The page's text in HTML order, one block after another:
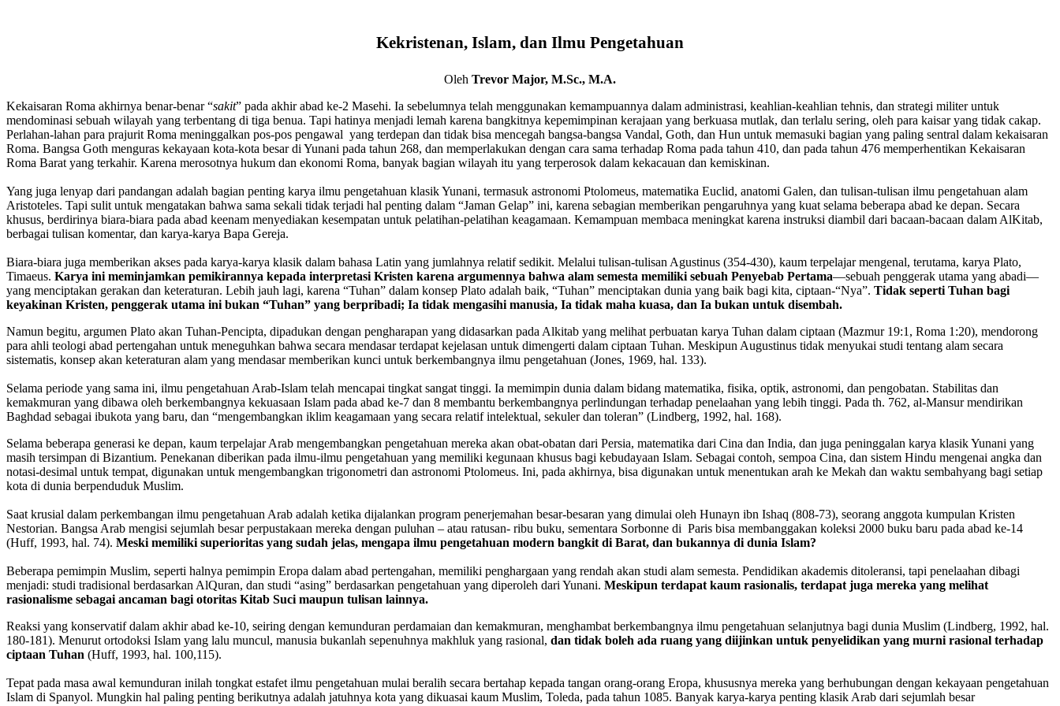
Kekristenan, Islam, dan Ilmu Pengetahuan
Oleh Trevor Major, M.Sc., M.A.
Kekaisaran Roma akhirnya benar-benar “sakit” pada akhir abad ke-2 Masehi. Ia sebelumnya telah menggunakan kemampuannya dalam administrasi, keahlian-keahlian tehnis, dan strategi militer untuk
mendominasi sebuah wilayah yang terbentang di tiga benua. Tapi hatinya menjadi lemah karena bangkitnya kepemimpinan kerajaan yang berkuasa mutlak, dan terlalu sering, oleh para kaisar yang tidak cakap.
Perlahan-lahan para prajurit Roma meninggalkan pos-pos pengawal yang terdepan dan tidak bisa mencegah bangsa-bangsa Vandal, Goth, dan Hun untuk memasuki bagian yang paling sentral dalam kekaisaran
Roma. Bangsa Goth menguras kekayaan kota-kota besar di Yunani pada tahun 268, dan memperlakukan dengan cara sama terhadap Roma pada tahun 410, dan pada tahun 476 memperhentikan Kekaisaran
Roma Barat yang terkahir. Karena merosotnya hukum dan ekonomi Roma, banyak bagian wilayah itu yang terperosok dalam kekacauan dan kemiskinan.
Yang juga lenyap dari pandangan adalah bagian penting karya ilmu pengetahuan klasik Yunani, termasuk astronomi Ptolomeus, matematika Euclid, anatomi Galen, dan tulisan-tulisan ilmu pengetahuan alam
Aristoteles. Tapi sulit untuk mengatakan bahwa sama sekali tidak terjadi hal penting dalam “Jaman Gelap” ini, karena sebagian memberikan pengaruhnya yang kuat selama beberapa abad ke depan. Secara
khusus, berdirinya biara-biara pada abad keenam menyediakan kesempatan untuk pelatihan-pelatihan keagamaan. Kemampuan membaca meningkat karena instruksi diambil dari bacaan-bacaan dalam AlKitab,
berbagai tulisan komentar, dan karya-karya Bapa Gereja.
Biara-biara juga memberikan akses pada karya-karya klasik dalam bahasa Latin yang jumlahnya relatif sedikit. Melalui tulisan-tulisan Agustinus (354-430), kaum terpelajar mengenal, terutama, karya Plato,
Timaeus. Karya ini meminjamkan pemikirannya kepada interpretasi Kristen karena argumennya bahwa alam semesta memiliki sebuah Penyebab Pertama—sebuah penggerak utama yang abadi—
yang menciptakan gerakan dan keteraturan. Lebih jauh lagi, karena “Tuhan” dalam konsep Plato adalah baik, “Tuhan” menciptakan dunia yang baik bagi kita, ciptaan-“Nya”. Tidak seperti Tuhan bagi
keyakinan Kristen, penggerak utama ini bukan “Tuhan” yang berpribadi; Ia tidak mengasihi manusia, Ia tidak maha kuasa, dan Ia bukan untuk disembah.
Namun begitu, argumen Plato akan Tuhan-Pencipta, dipadukan dengan pengharapan yang didasarkan pada Alkitab yang melihat perbuatan karya Tuhan dalam ciptaan (Mazmur 19:1, Roma 1:20), mendorong
para ahli teologi abad pertengahan untuk meneguhkan bahwa secara mendasar terdapat kejelasan untuk dimengerti dalam ciptaan Tuhan. Meskipun Augustinus tidak menyukai studi tentang alam secara
sistematis, konsep akan keteraturan alam yang mendasar memberikan kunci untuk berkembangnya ilmu pengetahuan (Jones, 1969, hal. 133).
Selama periode yang sama ini, ilmu pengetahuan Arab-Islam telah mencapai tingkat sangat tinggi. Ia memimpin dunia dalam bidang matematika, fisika, optik, astronomi, dan pengobatan. Stabilitas dan
kemakmuran yang dibawa oleh berkembangnya kekuasaan Islam pada abad ke-7 dan 8 membantu berkembangnya perlindungan terhadap penelaahan yang lebih tinggi. Pada th. 762, al-Mansur mendirikan
Baghdad sebagai ibukota yang baru, dan “mengembangkan iklim keagamaan yang secara relatif intelektual, sekuler dan toleran” (Lindberg, 1992, hal. 168).
Selama beberapa generasi ke depan, kaum terpelajar Arab mengembangkan pengetahuan mereka akan obat-obatan dari Persia, matematika dari Cina dan India, dan juga peninggalan karya klasik Yunani yang
masih tersimpan di Bizantium. Penekanan diberikan pada ilmu-ilmu pengetahuan yang memiliki kegunaan khusus bagi kebudayaan Islam. Sebagai contoh, sempoa Cina, dan sistem Hindu mengenai angka dan
notasi-desimal untuk tempat, digunakan untuk mengembangkan trigonometri dan astronomi Ptolomeus. Ini, pada akhirnya, bisa digunakan untuk menentukan arah ke Mekah dan waktu sembahyang bagi setiap
kota di dunia berpenduduk Muslim.
Saat krusial dalam perkembangan ilmu pengetahuan Arab adalah ketika dijalankan program penerjemahan besar-besaran yang dimulai oleh Hunayn ibn Ishaq (808-73), seorang anggota kumpulan Kristen
Nestorian. Bangsa Arab mengisi sejumlah besar perpustakaan mereka dengan puluhan – atau ratusan- ribu buku, sementara Sorbonne di Paris bisa membanggakan koleksi 2000 buku baru pada abad ke-14
(Huff, 1993, hal. 74). Meski memiliki superioritas yang sudah jelas, mengapa ilmu pengetahuan modern bangkit di Barat, dan bukannya di dunia Islam?
Beberapa pemimpin Muslim, seperti halnya pemimpin Eropa dalam abad pertengahan, memiliki penghargaan yang rendah akan studi alam semesta. Pendidikan akademis ditoleransi, tapi penelaahan dibagi
menjadi: studi tradisional berdasarkan AlQuran, dan studi “asing” berdasarkan pengetahuan yang diperoleh dari Yunani. Meskipun terdapat kaum rasionalis, terdapat juga mereka yang melihat
rasionalisme sebagai ancaman bagi otoritas Kitab Suci maupun tulisan lainnya.
Reaksi yang konservatif dalam akhir abad ke-10, seiring dengan kemunduran perdamaian dan kemakmuran, menghambat berkembangnya ilmu pengetahuan selanjutnya bagi dunia Muslim (Lindberg, 1992, hal.
180-181). Menurut ortodoksi Islam yang lalu muncul, manusia bukanlah sepenuhnya makhluk yang rasional, dan tidak boleh ada ruang yang diijinkan untuk penyelidikan yang murni rasional terhadap
ciptaan Tuhan (Huff, 1993, hal. 100,115).
Tepat pada masa awal kemunduran inilah tongkat estafet ilmu pengetahuan mulai beralih secara bertahap kepada tangan orang-orang Eropa, khususnya mereka yang berhubungan dengan kekayaan pengetahuan
Islam di Spanyol. Mungkin hal paling penting berikutnya adalah jatuhnya kota yang dikuasai kaum Muslim, Toleda, pada tahun 1085. Banyak karya-karya penting klasik Arab dari sejumlah besar